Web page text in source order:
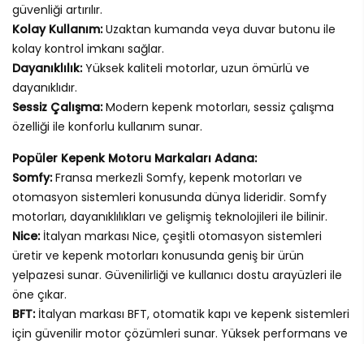
güvenliği artırılır.
Kolay Kullanım:Uzaktan kumanda veya duvar butonu ile
kolay kontrol imkanı sağlar.
Dayanıklılık:Yüksek kaliteli motorlar, uzun ömürlü ve
dayanıklıdır.
Sessiz Çalışma:Modern kepenk motorları, sessiz çalışma
özelliği ile konforlu kullanım sunar.
Popüler Kepenk Motoru Markaları Adana:
Somfy:Fransa merkezli Somfy, kepenk motorları ve
otomasyon sistemleri konusunda dünya lideridir. Somfy
motorları, dayanıklılıkları ve gelişmiş teknolojileri ile bilinir.
Nice:İtalyan markası Nice, çeşitli otomasyon sistemleri
üretir ve kepenk motorları konusunda geniş bir ürün
yelpazesi sunar. Güvenilirliği ve kullanıcı dostu arayüzleri ile
öne çıkar.
BFT:İtalyan markası BFT, otomatik kapı ve kepenk sistemleri
için güvenilir motor çözümleri sunar. Yüksek performans ve